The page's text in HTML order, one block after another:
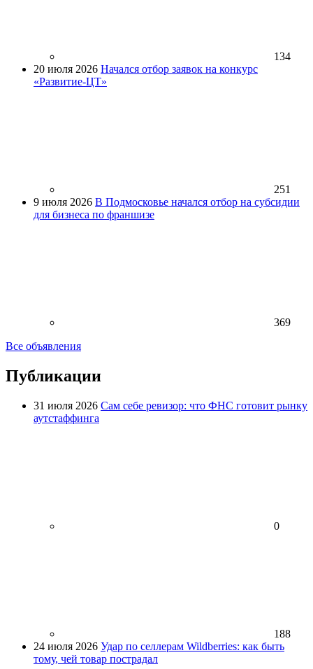
134
20 июля 2026 Начался отбор заявок на конкурс
«Развитие-ЦТ»
251
9 июля 2026 В Подмосковье начался отбор на субсидии
для бизнеса по франшизе
369
Все объявления
Публикации
31 июля 2026 Сам себе ревизор: что ФНС готовит рынку
аутстаффинга
0
188
24 июля 2026 Удар по селлерам Wildberries: как быть
тому, чей товар пострадал